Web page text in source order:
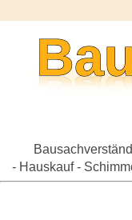
- Hauskauf -